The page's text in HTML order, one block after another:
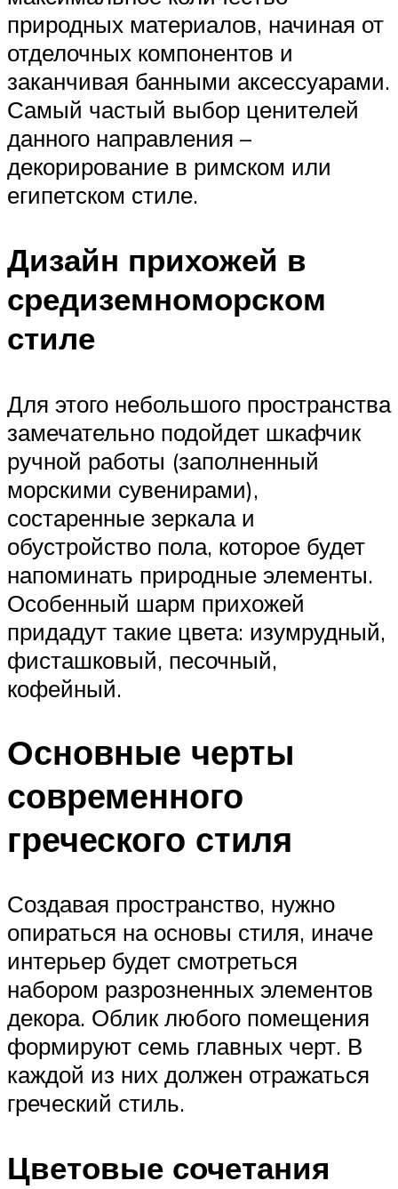
природных материалов, начиная от
отделочных компонентов и
заканчивая банными аксессуарами.
Самый частый выбор ценителей
данного направления –
декорирование в римском или
египетском стиле.
Дизайн прихожей в
средиземноморском
стиле
Для этого небольшого пространства
замечательно подойдет шкафчик
ручной работы (заполненный
морскими сувенирами),
состаренные зеркала и
обустройство пола, которое будет
напоминать природные элементы.
Особенный шарм прихожей
придадут такие цвета: изумрудный,
фисташковый, песочный,
кофейный.
Основные черты
современного
греческого стиля
Создавая пространство, нужно
опираться на основы стиля, иначе
интерьер будет смотреться
набором разрозненных элементов
декора. Облик любого помещения
формируют семь главных черт. В
каждой из них должен отражаться
греческий стиль.
Цветовые сочетания